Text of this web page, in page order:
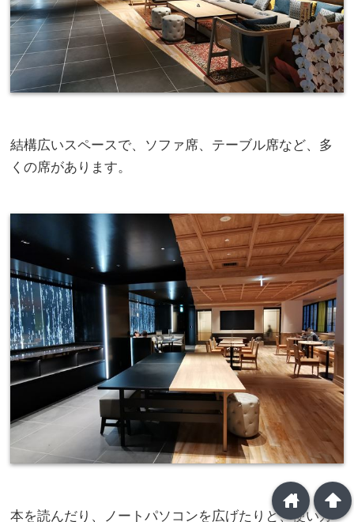
結構広いスペースで、ソファ席、テーブル席など、多
くの席があります。
本を読んだり、ノートパソコンを広げたりと、使い方
arrowup
home